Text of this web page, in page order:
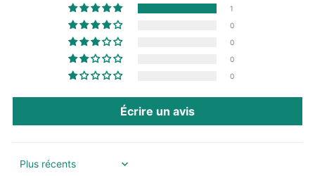
1
0
0
0
0
Écrire un avis
Sort by